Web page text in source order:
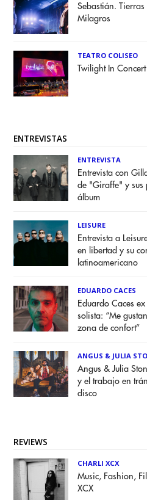
Sebastián.
Milagros
TEATRO COLISEO
Twilight In
ENTREVISTAS
ENTREVISTA
Entrevista con
de "Giraffe" y sus
álbum
LEISURE
Entrevista a
en libertad y su
latinoamericano
EDUARDO CACES
Eduardo Caces
solista: “Me
zona de confort”
ANGUS & JULIA
Angus & Julia
y el trabajo en
disco
REVIEWS
CHARLI XCX
Music, Fashion,
XCX